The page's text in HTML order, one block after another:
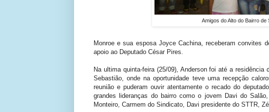
Amigos do Alto do Bairro de
Monroe e sua esposa Joyce Cachina, receberam convites
apoio ao Deputado César Pires.
Na ultima quinta-feira (25/09), Anderson foi até a
Sebastião, onde na oportunidade teve uma recepção
reunião e puderam ouvir atentamente o recado do
grandes lideranças do bairro como o jovem Davi do
Monteiro, Carmem do Sindicato, Davi presidente do STTR,